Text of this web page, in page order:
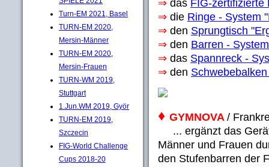
Turn-EM 2021, Basel
TURN-EM 2020,
Mersin-Männer
TURN-EM 2020,
Mersin-Frauen
TURN-WM 2019,
Stuttgart
1.Jun.WM 2019, Györ
TURN-EM 2019,
Szczecin
FIG-World Challenge
Cups 2018-20
⇒ das FIG-zertifizierte
⇒ die Ringe - System
⇒ den Sprungtisch
⇒ den Barren -
⇒ das Spannreck -
⇒ den
♦ GYMNOVA /
... ergänzt das
Männer und Frauen
den Stufenbarren der